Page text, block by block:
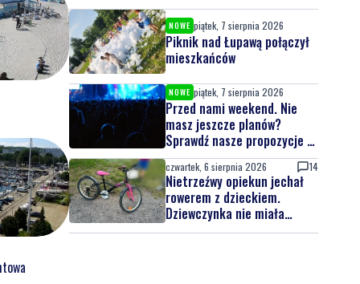
NOWE piątek, 7 sierpnia 2026
Piknik nad Łupawą połączył
mieszkańców
NOWE piątek, 7 sierpnia 2026
Przed nami weekend. Nie
masz jeszcze planów?
Sprawdź nasze propozycje w
powiecie wejherowskim i
puckim
czwartek, 6 sierpnia 2026 14
Nietrzeźwy opiekun jechał
rowerem z dzieckiem.
Dziewczynka nie miała
kasku